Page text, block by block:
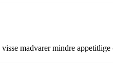
madvarer mindre